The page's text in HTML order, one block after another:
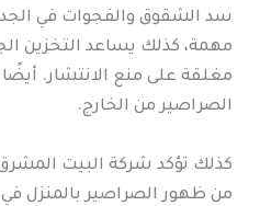
سد الشقوق والفجوات في
مهمة، كذلك يساعد التخزين
مغلقة على منع الانتشار.
الصراصير من الخارج.
كذلك تؤكد شركة البيت
من ظهور الصراصير بالمنزل